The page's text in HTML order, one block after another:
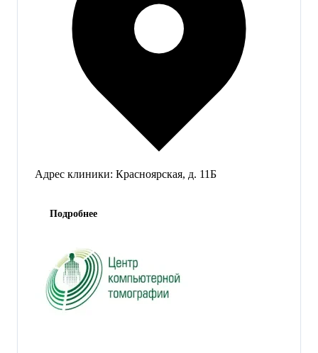
Адрес клиники: Красноярская, д. 11Б
Подробнее